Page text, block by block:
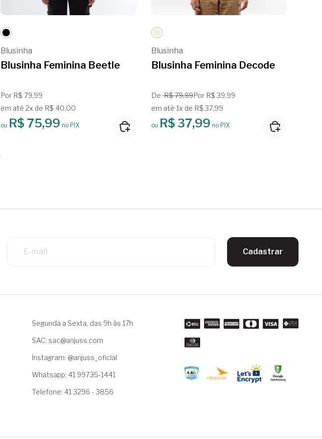
Blusinha
Blusinha Feminina Beetle
Por R$ 79,99
em até 2x de R$ 40,00
ou R$ 75,99 no PIX
Blusinha
Blusinha Feminina Decode
DeR$ 79,99Por R$ 39,99
em até 1x de R$ 37,99
ou R$ 37,99 no PIX
Cadastrar
Segunda a Sexta, das 9h às 17h
SAC: sac@anjuss.com
Instagram: @anjuss_oficial
Whatsapp: 41 99735-1441
Telefone: 41 3296 - 3856